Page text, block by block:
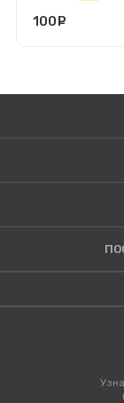
100